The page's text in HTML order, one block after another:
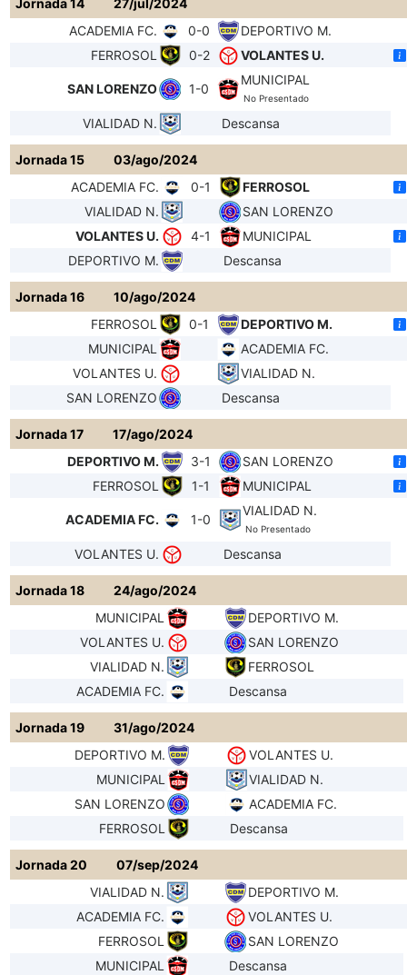
Jornada 14
27/jul/2024
ACADEMIA FC.
0-0
DEPORTIVO M.
FERROSOL
0-2 VOLANTES U.
SAN LORENZO 1-0
MUNICIPAL
No Presentado
VIALIDAD N. Descansa
Jornada 15
03/ago/2024
ACADEMIA FC.
0-1
FERROSOL
VIALIDAD N.
SAN LORENZO
VOLANTES U.
4-1
MUNICIPAL
DEPORTIVO M.
Descansa
Jornada 16
10/ago/2024
FERROSOL
0-1
DEPORTIVO M.
MUNICIPAL
ACADEMIA FC.
VOLANTES U.
VIALIDAD N.
SAN LORENZO
Descansa
Jornada 17
17/ago/2024
DEPORTIVO M.
3-1
SAN LORENZO
FERROSOL
1-1 MUNICIPAL
ACADEMIA FC. 1-0
VIALIDAD N.
No Presentado
VOLANTES U. Descansa
Jornada 18
24/ago/2024
MUNICIPAL
DEPORTIVO M.
VOLANTES U.
SAN LORENZO
VIALIDAD N.
FERROSOL
ACADEMIA FC.
Descansa
Jornada 19
31/ago/2024
DEPORTIVO M.
VOLANTES U.
MUNICIPAL
VIALIDAD N.
SAN LORENZO
ACADEMIA FC.
FERROSOL
Descansa
Jornada 20
07/sep/2024
VIALIDAD N.
DEPORTIVO M.
ACADEMIA FC.
VOLANTES U.
FERROSOL
SAN LORENZO
MUNICIPAL
Descansa